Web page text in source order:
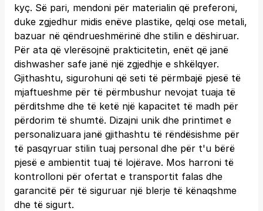
kyç. Së pari, mendoni për materialin që preferoni,
duke zgjedhur midis enëve plastike, qelqi ose metali,
bazuar në qëndrueshmërinë dhe stilin e dëshiruar.
Për ata që vlerësojnë prakticitetin, enët që janë
dishwasher safe janë një zgjedhje e shkëlqyer.
Gjithashtu, sigurohuni që seti të përmbajë pjesë të
mjaftueshme për të përmbushur nevojat tuaja të
përditshme dhe të ketë një kapacitet të madh për
përdorim të shumtë. Dizajni unik dhe printimet e
personalizuara janë gjithashtu të rëndësishme për
të pasqyruar stilin tuaj personal dhe për t'u bërë
pjesë e ambientit tuaj të lojërave. Mos harroni të
kontrolloni për ofertat e transportit falas dhe
garancitë për të siguruar një blerje të kënaqshme
dhe të sigurt.